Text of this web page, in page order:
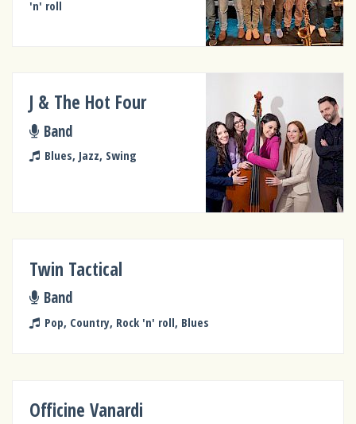
'n' roll
J & The Hot Four
Band
Blues, Jazz, Swing
Twin Tactical
Band
Pop, Country, Rock 'n' roll, Blues
Officine Vanardi